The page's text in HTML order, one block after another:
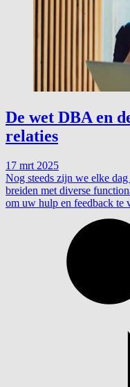
De wet DBA en
relaties
17 mrt 2025
Nog steeds zijn we elke
breiden met diverse
om uw hulp en feedback te